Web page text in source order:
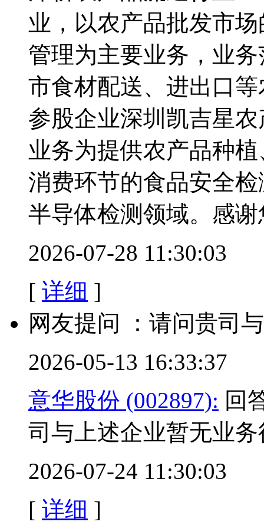
业，以农产品批发市
管理为主要业务，业
市食材配送、进出口
参股企业深圳凯吉星
业务为提供农产品种
消费环节的食品安全
半导体检测领域。感
2026-07-28 11:30:03
[ 详细 ]
网友提问 ：请问贵司
2026-05-13 16:33:37
意华股份 (002897): 回
司与上述企业暂无业
2026-07-24 11:30:03
[ 详细 ]